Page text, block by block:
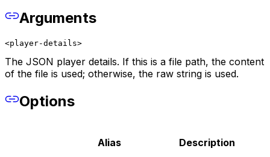
Arguments
<player-details>
The JSON player details. If this is a file path, the content
of the file is used; otherwise, the raw string is used.
Options
Alias Description